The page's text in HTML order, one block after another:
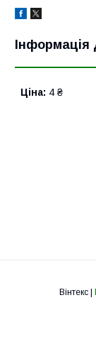
Ціна: 4 ₴